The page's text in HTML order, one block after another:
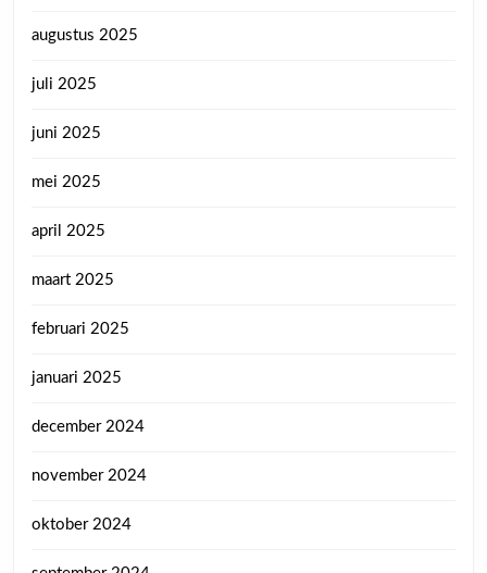
augustus 2025
juli 2025
juni 2025
mei 2025
april 2025
maart 2025
februari 2025
januari 2025
december 2024
november 2024
oktober 2024